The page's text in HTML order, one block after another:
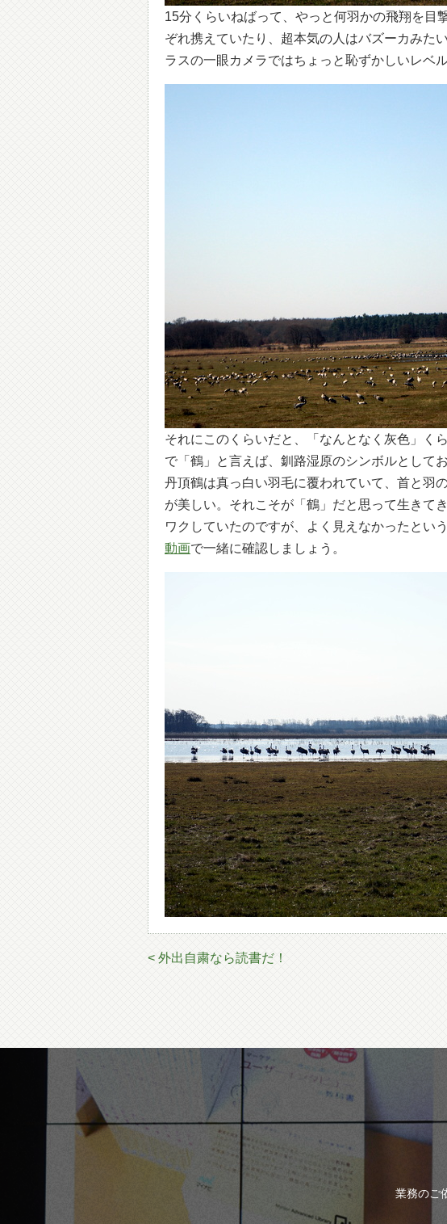
15分くらいねばって、やっと何羽かの飛翔を目
ぞれ携えていたり、超本気の人はバズーカみた
ラスの一眼カメラではちょっと恥ずかしいレベル
それにこのくらいだと、「なんとなく灰色」
で「鶴」と言えば、釧路湿原のシンボルとして
丹頂鶴は真っ白い羽毛に覆われていて、首と羽
が美しい。それこそが「鶴」だと思って生き
ワクしていたのですが、よく見えなかったとい
動画で一緒に確認しましょう。
< 外出自粛なら読書だ！
業務のご